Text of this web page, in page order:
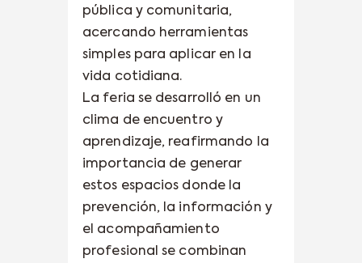
pública y comunitaria,
acercando herramientas
simples para aplicar en la
vida cotidiana.
La feria se desarrolló en un
clima de encuentro y
aprendizaje, reafirmando la
importancia de generar
estos espacios donde la
prevención, la información y
el acompañamiento
profesional se combinan